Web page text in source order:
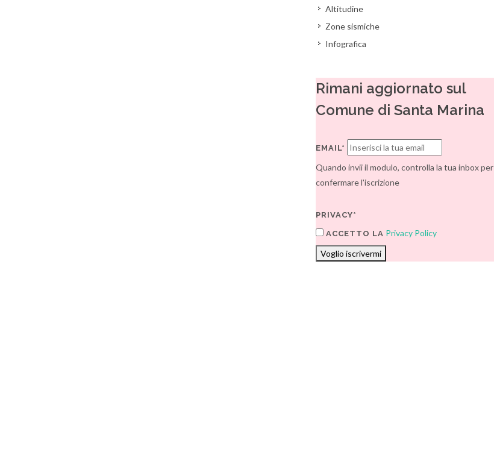
Altitudine
Zone sismiche
Infografica
Rimani aggiornato sul
Comune di Santa Marina
EMAIL*
Quando invii il modulo, controlla la tua inbox per
confermare l'iscrizione
PRIVACY*
ACCETTO LA Privacy Policy
Voglio iscrivermi